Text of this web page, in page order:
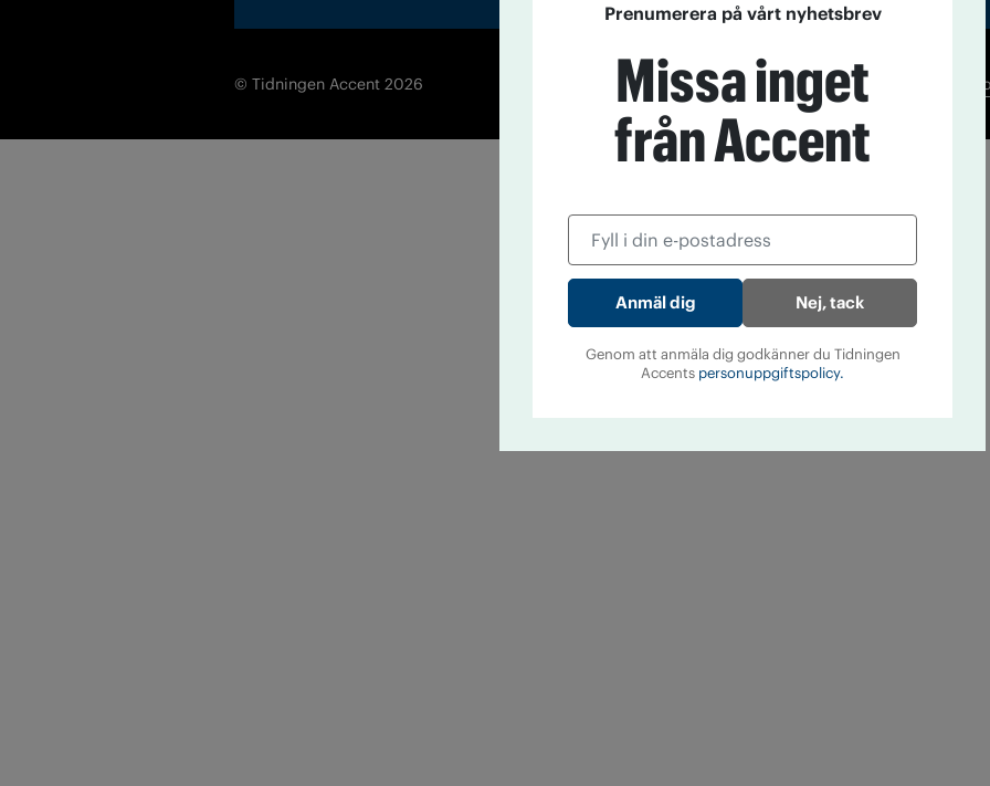
© Tidningen Accent 2026
Prenumerera på vårt nyhetsbrev
Missa inget
från Accent
Nej, tack
Genom att anmäla dig godkänner du Tidningen
Accents personuppgiftspolicy.